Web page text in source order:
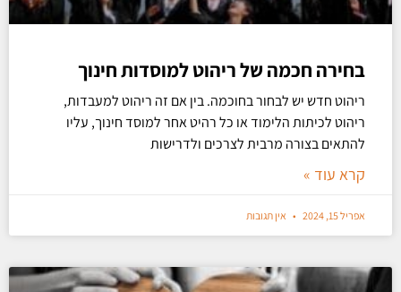
בחירה חכמה של ריהוט למוסדות חינוך
ריהוט חדש יש לבחור בחוכמה. בין אם זה ריהוט למעבדות,
ריהוט לכיתות הלימוד או כל רהיט אחר למוסד חינוך, עליו
להתאים בצורה מרבית לצרכים ולדרישות
קרא עוד »
אפריל 15, 2024 אין תגובות